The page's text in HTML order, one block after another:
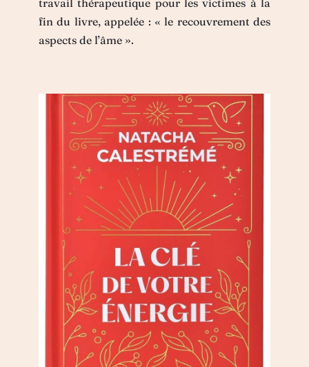
travail thérapeutique pour les victimes à la
fin du livre, appelée : « le recouvrement des
aspects de l’âme ».